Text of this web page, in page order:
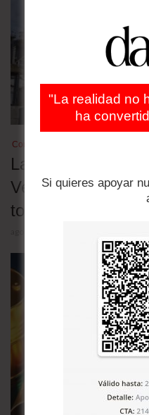
Comercio
Las
Venezuela se
tocaron un
"La realidad no
ha
Si quieres apoyar